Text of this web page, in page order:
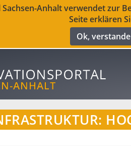
Anhalt verwendet zur
Seite erklären
Ok,